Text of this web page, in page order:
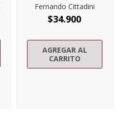
Fernando Cittadini
$34.900
AGREGAR AL
CARRITO